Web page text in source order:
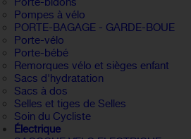
Pompes à vélo
PORTE-BAGAGE - GARDE-BOUE
Porte-vélo
Porte-bébé
Remorques vélo et sièges enfant
Sacs d'hydratation
Sacs à dos
Selles et tiges de Selles
Soin du Cycliste
Électrique